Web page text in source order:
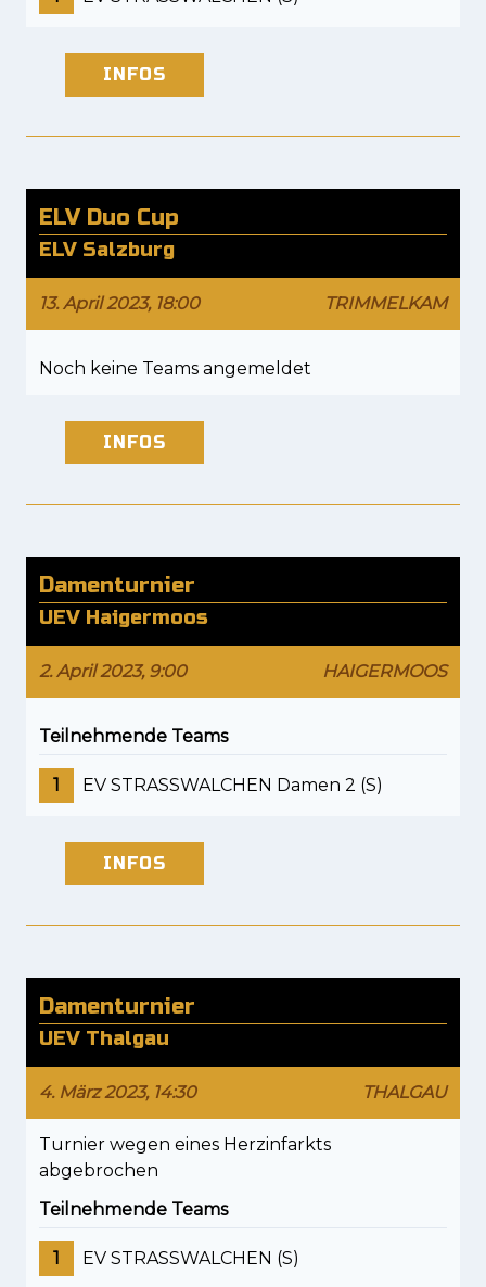
INFOS
ELV Duo Cup
ELV Salzburg
13. April 2023, 18:00 TRIMMELKAM
Noch keine Teams angemeldet
INFOS
Damenturnier
UEV Haigermoos
2. April 2023, 9:00 HAIGERMOOS
Teilnehmende Teams
1 EV STRASSWALCHEN Damen 2 (S)
INFOS
Damenturnier
UEV Thalgau
4. März 2023, 14:30 THALGAU
Turnier wegen eines Herzinfarkts
abgebrochen
Teilnehmende Teams
1 EV STRASSWALCHEN (S)